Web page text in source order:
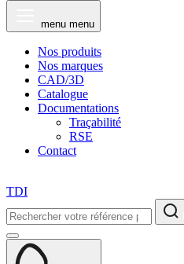
menu menu
Nos produits
Nos marques
CAD/3D
Catalogue
Documentations
Traçabilité
RSE
Contact
TDI